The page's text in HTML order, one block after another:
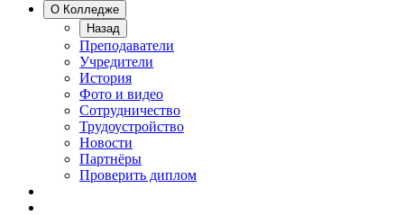
О Колледже
Назад
Преподаватели
Учредители
История
Фото и видео
Сотрудничество
Трудоустройство
Новости
Партнёры
Проверить диплом